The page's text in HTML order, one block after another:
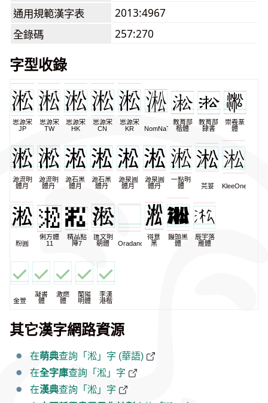
通用規範漢字表
2013:4967
全錄碼
257:270
字型收錄
思源宋
JP
思源宋
TW
思源宋
HK
思源宋
CN
思源宋
KR
NomNaTong
教育部
楷體
教育部
隸書
崇羲篆
體
源流明
體月
源流明
體丹
源石黑
體月
源石黑
體丹
源泉圓
體月
源泉圓
體丹
一點明
體
芫荽 KleeOne
粉圓
俐方體
11
精品點
陣7
匯文明
朝體
Oradano
得意
黑
饅頭黑
體
辰宇落
雁體
金萱
凝書
體
激燃
體
蘭陽
明體
李漢
港楷
其它漢字網路資源
在萌典查詢「淞」字 (華語)
在全字庫查詢「淞」字
在漢典查詢「淞」字